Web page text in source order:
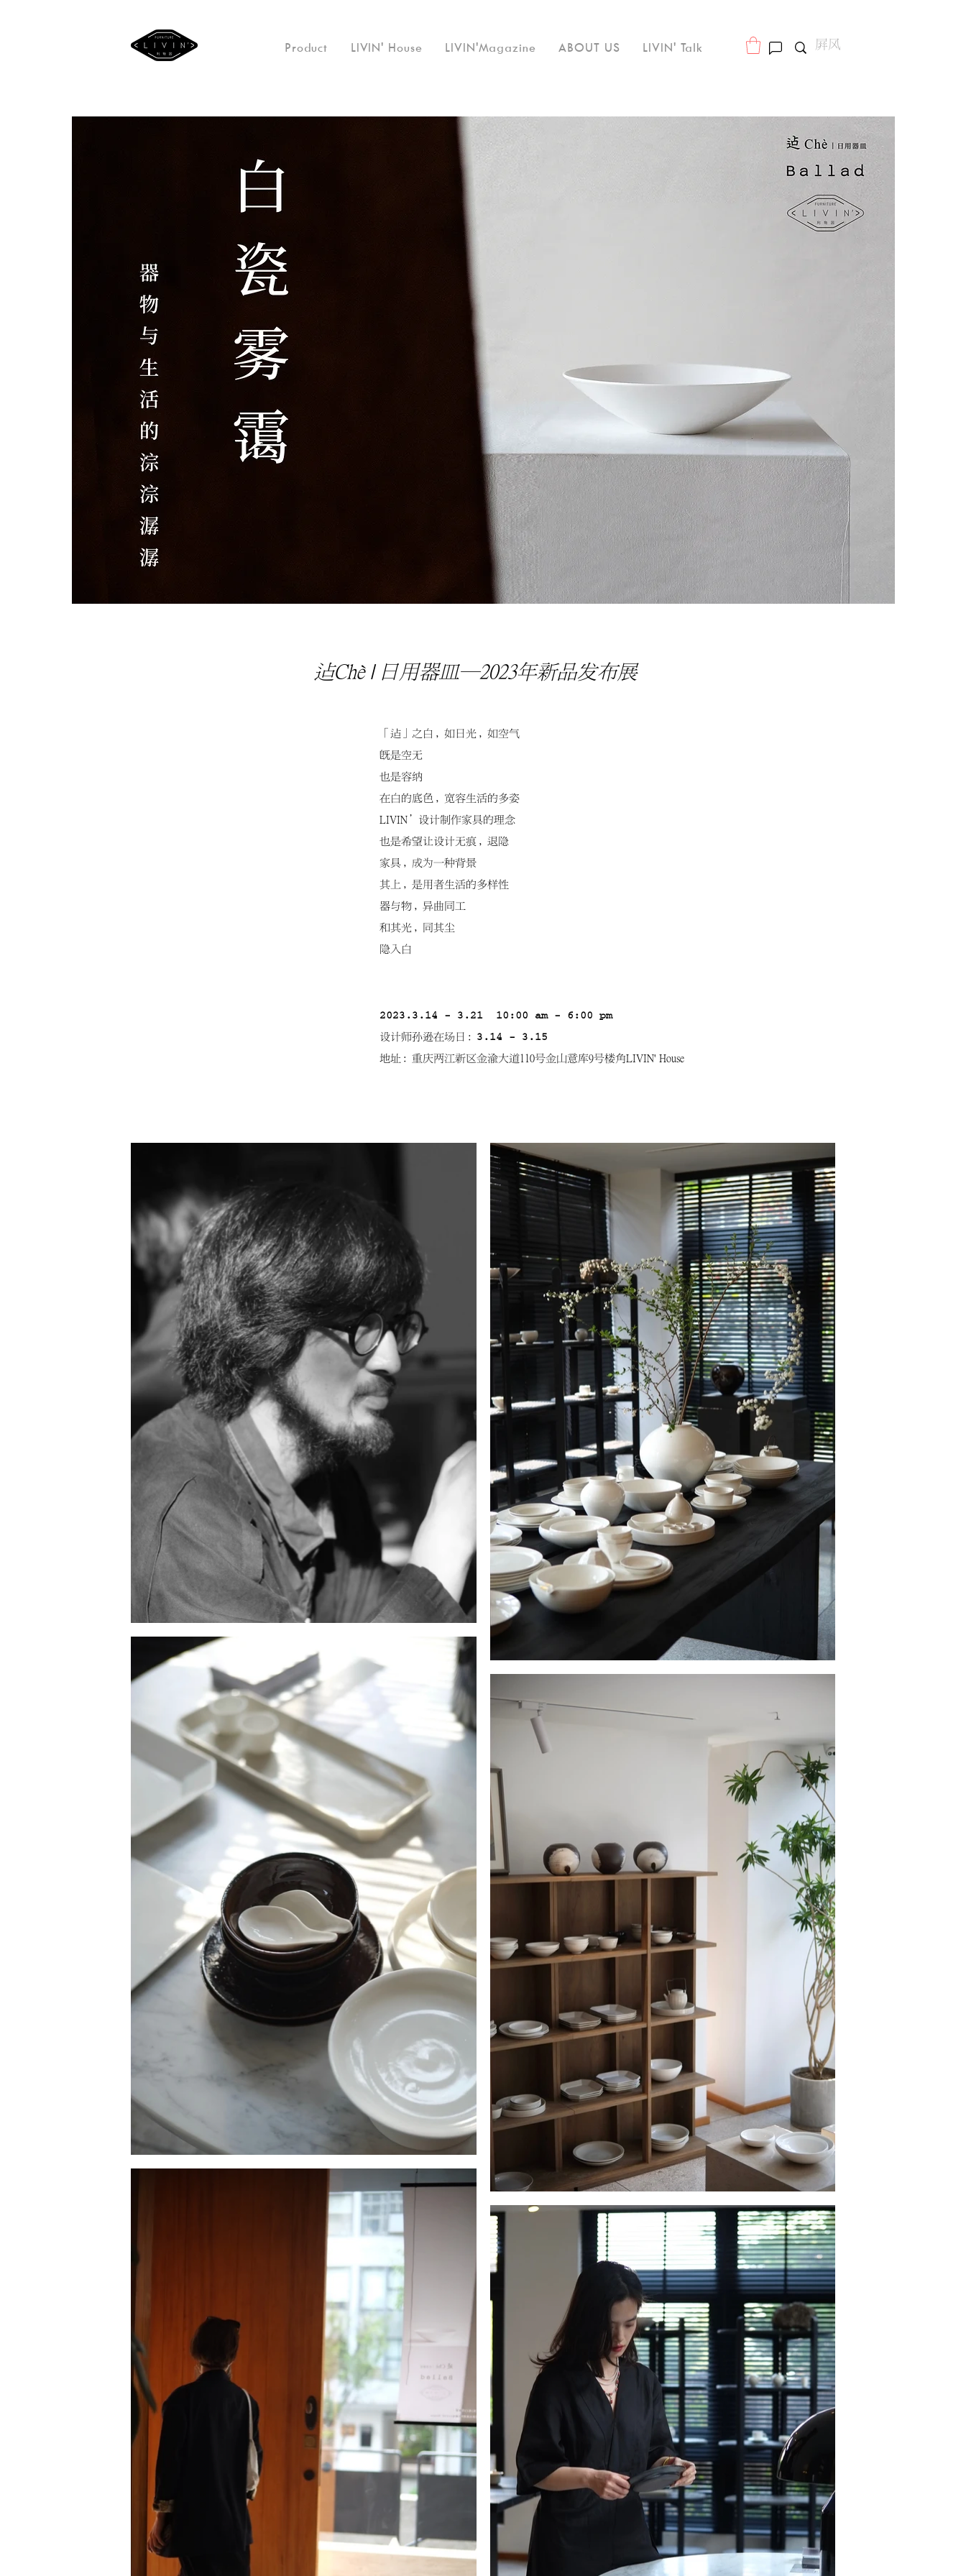
Product LIVIN' House LIVIN'Magazine ABOUT US LIVIN' Talk
迠Chè | 日用器皿—2023年新品发布展
「迠」之白，如日光，如空气
既是空无
也是容纳
在白的底色，宽容生活的多姿
LIVIN’设计制作家具的理念
也是希望让设计无痕，退隐
家具，成为一种背景
其上，是用者生活的多样性
器与物，异曲同工
和其光，同其尘
隐入白
2023.3.14 - 3.21 10:00 am - 6:00 pm
设计师孙逊在场日： 3.14 - 3.15
地址：重庆两江新区金渝大道110号金山意库9号楼角LIVIN' House